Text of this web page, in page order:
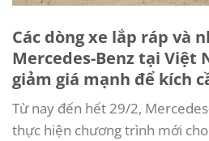
Các dòng xe lắp ráp và
Mercedes-Benz tại Việt
giảm giá mạnh để kích
Từ nay đến hết 29/2,
thực hiện chương trình mới